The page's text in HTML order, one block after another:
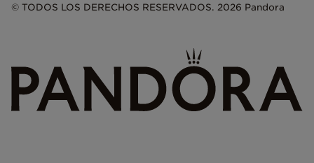
© TODOS LOS DERECHOS RESERVADOS. 2026 Pandora